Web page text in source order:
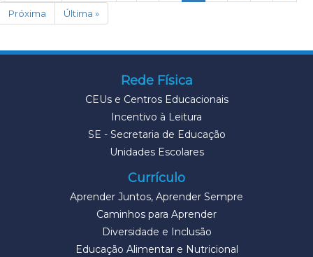
Próxima
Última »
Rede Física
CEUs e Centros Educacionais
Incentivo à Leitura
SE - Secretaria de Educação
Unidades Escolares
Currículo
Aprender Juntos, Aprender Sempre
Caminhos para Aprender
Diversidade e Inclusão
Educação Alimentar e Nutricional